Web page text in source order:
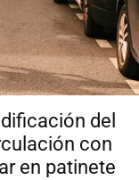
del
con
en patinete